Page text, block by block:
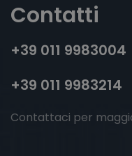
Contatti
+39 011 9983004
+39 011 9983214
Contattaci per